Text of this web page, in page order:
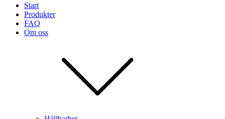
Start
Produkter
FAQ
Om oss